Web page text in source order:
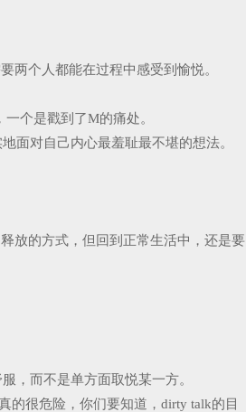
两个人都能在过程中感受到愉悦。
个是戳到了M的痛处。
面对自己内心最羞耻最不堪的想法。
放的方式，但回到正常生活中，还是要
，而不是单方面取悦某一方。
的很危险，你们要知道，dirty talk的目